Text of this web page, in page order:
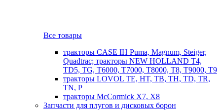
Все товары
тракторы CASE IH Puma, Magnum, Steiger,
Quadtrac; тракторы NEW HOLLAND T4,
TD5, TG, T6000, T7000, T8000, T8, T9000, T9
тракторы LOVOL TE, HT, TB, TH, TD, TR,
TN, P
тракторы McCormick X7, X8
Запчасти для плугов и дисковых борон